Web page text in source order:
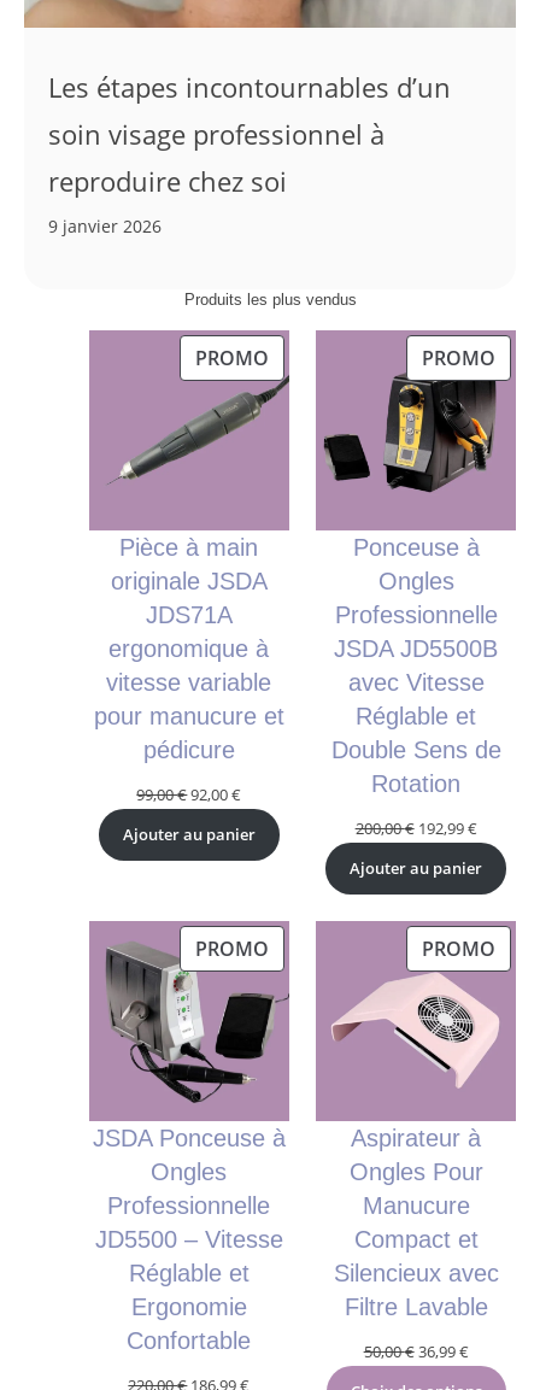
Les étapes incontournables d’un
soin visage professionnel à
reproduire chez soi
9 janvier 2026
Produits les plus vendus
PROMOPRODUIT
EN
PROMOTION
Pièce à main
originale JSDA
JDS71A
ergonomique à
vitesse variable
pour manucure et
pédicure
99,00€Le
initial
92,00€Le
prix
actuel
Ajouter au panier
PROMO
EN
Ponceuse à
Ongles
Professionnelle
JSDA JD5500B
avec Vitesse
Réglable et
Double Sens de
Rotation
200,00€ Le
initial
200,00 €.
192,99€Le
prix
actuel
192,99 €.
Ajouter au panier
PROMOPRODUIT
PROMOTION
JSDA Ponceuse à
Ongles
Professionnelle
JD5500 – Vitesse
Réglable et
Ergonomie
Confortable
220,00€ Le
186,99€Le
PROMO
Aspirateur à
Ongles Pour
Manucure
Compact et
Silencieux avec
Filtre Lavable
50,00€Le
36,99€Le
prix